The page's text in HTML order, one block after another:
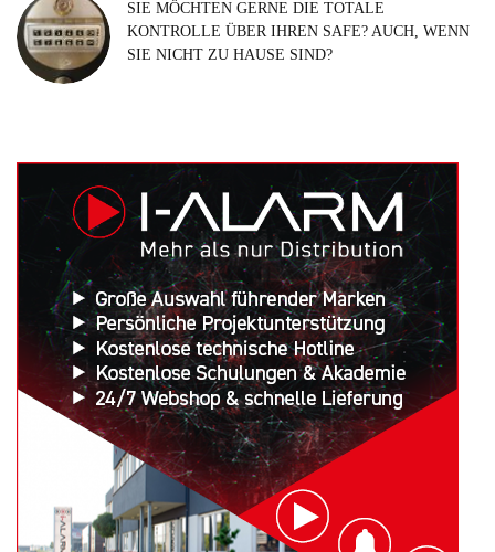
Search
for:
SIE MÖCHTEN GERNE DIE TOTALE
KONTROLLE ÜBER IHREN SAFE? AUCH, WENN
SIE NICHT ZU HAUSE SIND?